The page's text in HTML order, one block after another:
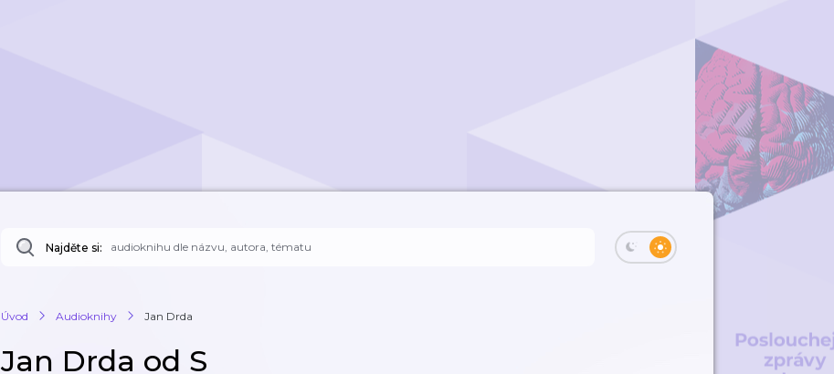
Najděte si:
Úvod Audioknihy Jan Drda
Jan Drda od S